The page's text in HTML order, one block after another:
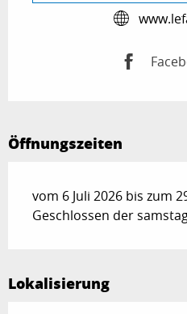
Öffnungszeiten
vom 6 Juli 2026 bis zum
Geschlossen der
Lokalisierung